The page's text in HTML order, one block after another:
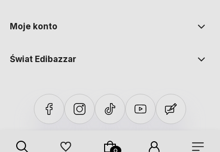
Moje konto
Świat Edibazzar
od GrowCommerce